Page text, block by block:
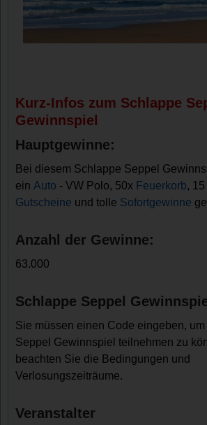
Kurz-Infos zum Schlappe
Gewinnspiel
Hauptgewinne:
Bei diesem Schlappe Seppel
ein Auto - VW Polo, 50x Feuerkorb,
Gutscheine und tolle Sofortgewinne
Anzahl der Gewinne:
63.000
Schlappe Seppel
Sie müssen einen Code eingeben,
Seppel Gewinnspiel teilnehmen zu
beachten Sie die Bedingungen und
Verlosungszeiträume.
Veranstalter